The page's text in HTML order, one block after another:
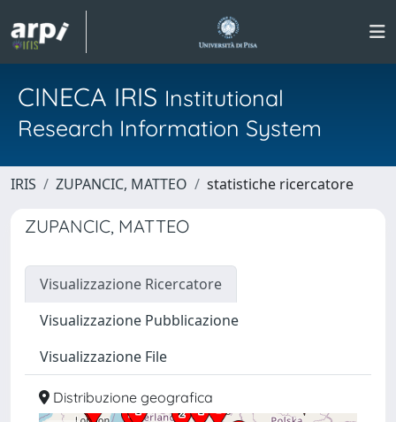
CINECA IRIS Institutional
Research Information System
IRIS ZUPANCIC, MATTEO statistiche ricercatore
ZUPANCIC, MATTEO
Visualizzazione Ricercatore
Visualizzazione Pubblicazione
Visualizzazione File
Distribuzione geografica